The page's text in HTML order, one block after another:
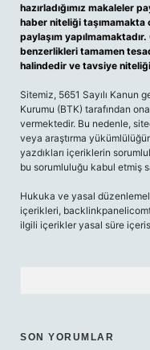
hazırladığımız makaleler
haber niteliği taşımamakta
paylaşım
benzerlikleri tamamen
halindedir ve tavsiye
Sitemiz, 5651 Sayılı Kanun
Kurumu (BTK) tarafından
vermektedir. Bu nedenle,
veya araştırma
yazdıkları içeriklerin
bu sorumluluğu kabul etmiş
Hukuka ve yasal
içerikleri,
ilgili içerikler yasal süre
SON YORUMLAR